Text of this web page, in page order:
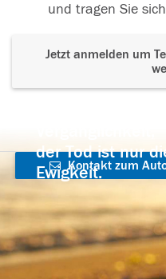
und tragen Sie
Jetzt anmelden um
der Tod ist nur
Ewigkeit.
Kontakt zum
aufnehmen